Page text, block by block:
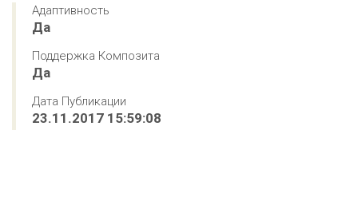
Адаптивность
Да
Поддержка Композита
Да
Дата Публикации
23.11.2017 15:59:08